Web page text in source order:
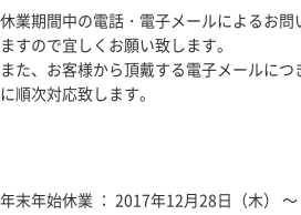
よくあるご質問
採用情報
休業期間中の電話・電子メールによるお
ますので宜しくお願い致します。
また、お客様から頂戴する電子メールに
に順次対応致します。
年末年始休業 ： 2017年12月28日（木） ～